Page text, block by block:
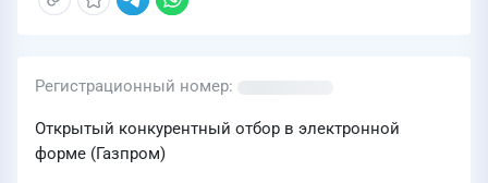
Регистрационный номер
Открытый конкурентный отбор в электронной
форме (Газпром)